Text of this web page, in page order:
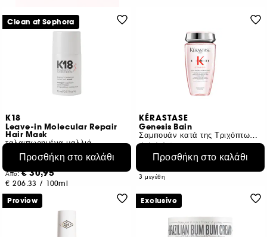
K18
Leave-in Molecular Repair
Hair Mask
ταλαιπωρημένα μαλλιά
Συσκευασία ταξιδίου
5114
Από:€ 30,95
€ 206,33 / 100ml
2 μεγέθη
Προσθήκη στο καλάθι
Clean at Sephora
KÉRASTASE
Genesis Bain
Σαμπουάν κατά της Τριχόπτωσης για Λιπαρά / Λεπτά Μαλλιά
620
€ 23,95
3 μεγέθη
Προσθήκη στο καλάθι
Preview Exclusive